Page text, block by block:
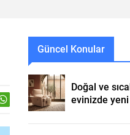
Güncel Konular
Doğal ve
evinizde